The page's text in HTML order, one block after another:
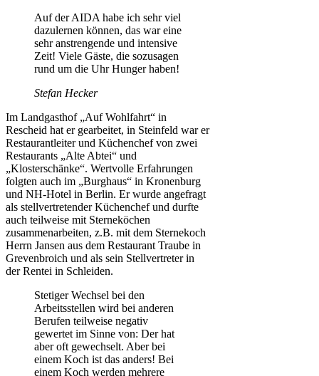
Auf der AIDA habe ich sehr viel
dazulernen können, das war eine
sehr anstrengende und intensive
Zeit! Viele Gäste, die sozusagen
rund um die Uhr Hunger haben!
Stefan Hecker
Im Landgasthof „Auf Wohlfahrt“ in
Rescheid hat er gearbeitet, in Steinfeld war er
Restaurantleiter und Küchenchef von zwei
Restaurants „Alte Abtei“ und
„Klosterschänke“. Wertvolle Erfahrungen
folgten auch im „Burghaus“ in Kronenburg
und NH-Hotel in Berlin. Er wurde angefragt
als stellvertretender Küchenchef und durfte
auch teilweise mit Sterneköchen
zusammenarbeiten, z.B. mit dem Sternekoch
Herrn Jansen aus dem Restaurant Traube in
Grevenbroich und als sein Stellvertreter in
der Rentei in Schleiden.
Stetiger Wechsel bei den
Arbeitsstellen wird bei anderen
Berufen teilweise negativ
gewertet im Sinne von: Der hat
aber oft gewechselt. Aber bei
einem Koch ist das anders! Bei
einem Koch werden mehrere